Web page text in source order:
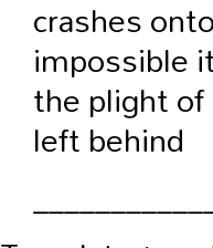
crashes
impossible
the plight
left behind